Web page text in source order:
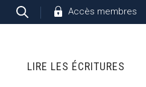
Accès membres
LIRE LES ÉCRITURES